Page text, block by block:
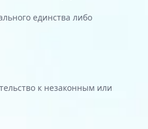
единства либо
к незаконным или